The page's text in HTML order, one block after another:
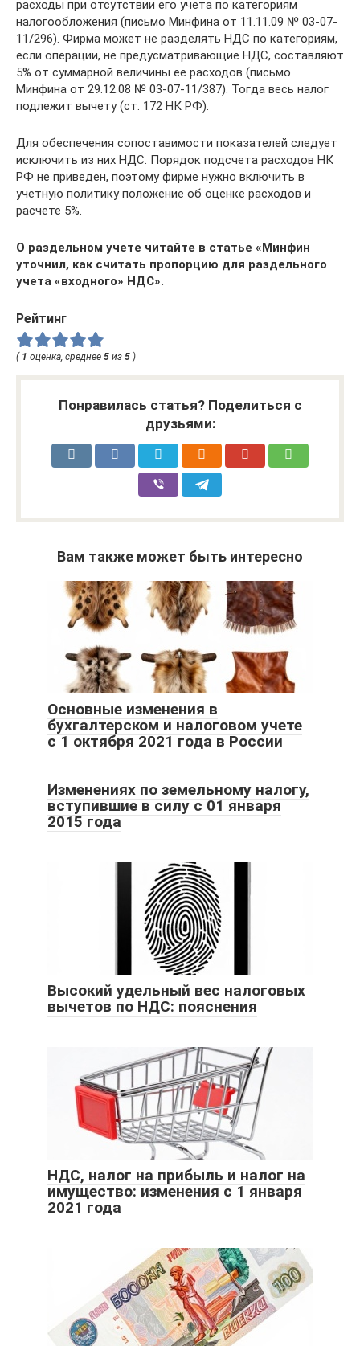
расходы при отсутствии его учета по категориям
налогообложения (письмо Минфина от 11.11.09 № 03-07-
11/296). Фирма может не разделять НДС по категориям,
если операции, не предусматривающие НДС, составляют
5% от суммарной величины ее расходов (письмо
Минфина от 29.12.08 № 03-07-11/387). Тогда весь налог
подлежит вычету (ст. 172 НК РФ).
Для обеспечения сопоставимости показателей следует
исключить из них НДС. Порядок подсчета расходов НК
РФ не приведен, поэтому фирме нужно включить в
учетную политику положение об оценке расходов и
расчете 5%.
О раздельном учете читайте в статье «Минфин
уточнил, как считать пропорцию для раздельного
учета «входного» НДС».
Рейтинг
( 1 оценка, среднее 5 из 5 )
Понравилась статья? Поделиться с
друзьями:
Вам также может быть интересно
Основные изменения в
бухгалтерском и налоговом учете
с 1 октября 2021 года в России
Изменениях по земельному налогу,
вступившие в силу с 01 января
2015 года
Высокий удельный вес налоговых
вычетов по НДС: пояснения
НДС, налог на прибыль и налог на
имущество: изменения с 1 января
2021 года